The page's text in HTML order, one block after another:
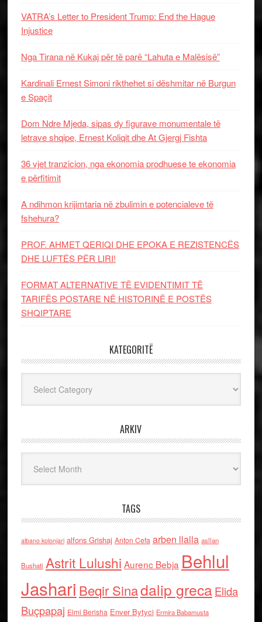
VATRA’s Letter to President Trump: End the Hague
Injustice
Nga Tirana në Kukaj për të parë “Lahuta e Malësisë”
Kardinali Ernest Simoni rikthehet si dëshmitar në Burgun
e Spaçit
Dom Ndre Mjeda, sipas dy figurave monumentale të
letrave shqipe, Ernest Koliqit dhe At Gjergj Fishta
36 vjet tranzicion, nga ekonomia prodhuese te ekonomia
e përfitimit
A ndihmon krijimtaria në zbulimin e potencialeve të
fshehura?
PROF. AHMET QERIQI DHE EPOKA E REZISTENCЁS
DHE LUFTЁS PЁR LIRI!
FORMAT ALTERNATIVE TË EVIDENTIMIT TË
TARIFËS POSTARE NË HISTORINË E POSTËS
SHQIPTARE
KATEGORITË
ARKIV
TAGS
albano kolonjari alfons Grishaj Anton Cefa arben llalla asllan
Bushati Astrit Lulushi Aurenc Bebja Behlul
Jashari Beqir Sinadalip grecaElida
Buçpapaj Elmi Berisha Enver Bytyci Ermira Babamusta